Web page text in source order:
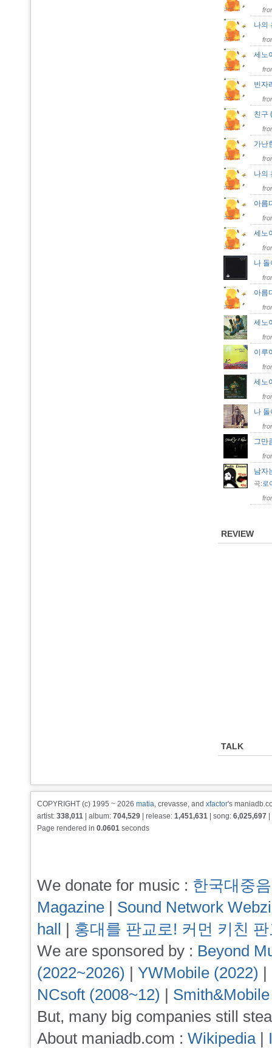
나
세노
빈자
친
가난
나의
아름
세
나
아름
세노
이루
세
나
그만
남자
곡: 로
REVIEW
TALK
COPYRIGHT (c) 1995 ~ 2026 matia, crevasse, and xfactor's
artist: 338,011 | album: 704,529 | release: 1,451,631 | song: 6,025,697
Page rendered in 0.0601 seconds
We donate for music : 한국대중
Magazine | Sound Network
hall | 홍대를 판교로! 커먼 키친
We are sponsored by : Beyond
(2022~2026) | YWMobile (2022) |
NCsoft (2008~12) |
But, many big companies still
About maniadb.com : Wikipedia|